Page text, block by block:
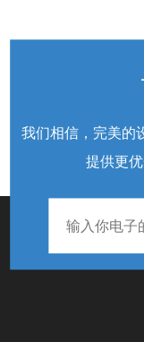
我们相信，完美的
提供更